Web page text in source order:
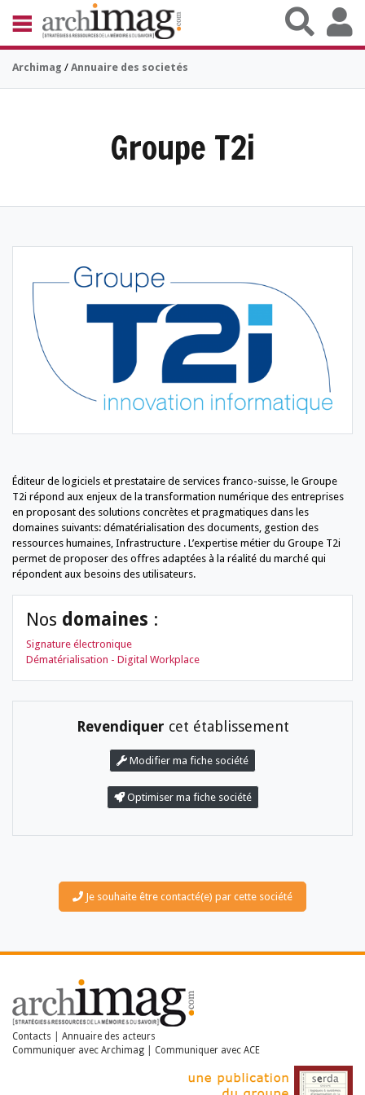
ARCHIVES PATRIMOINE
TRAVAIL COLLABORATIF
LES DOSSIERS
LES NEWSLETTERS
LES BASES DE DONNÉES
L'AGENDA
L'ANNUAIRE DES ACTEURS
LES LIVRES BLANCS
LES SUPPLÉMENTS
Archimag / Annuaire des societés
Groupe T2i
Éditeur de logiciels et prestataire de services franco-suisse, le Groupe
T2i répond aux enjeux de la transformation numérique des entreprises
en proposant des solutions concrètes et pragmatiques dans les
domaines suivants: dématérialisation des documents, gestion des
ressources humaines, Infrastructure . L’expertise métier du Groupe T2i
permet de proposer des offres adaptées à la réalité du marché qui
répondent aux besoins des utilisateurs.
Nos domaines :
Signature électronique
Dématérialisation - Digital Workplace
Revendiquer cet établissement
Modifier ma fiche société
Optimiser ma fiche société
Je souhaite être contacté(e) par cette société
Contacts
Annuaire des acteurs
Communiquer avec Archimag
Communiquer avec ACE